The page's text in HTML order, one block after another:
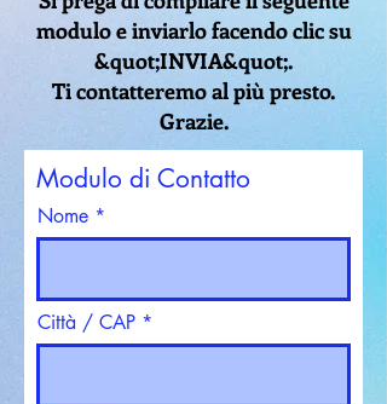
modulo e inviarlo facendo clic su
&quot;INVIA&quot;.
Ti contatteremo al più presto.
Grazie.
Modulo di Contatto
Nome
Città / CAP